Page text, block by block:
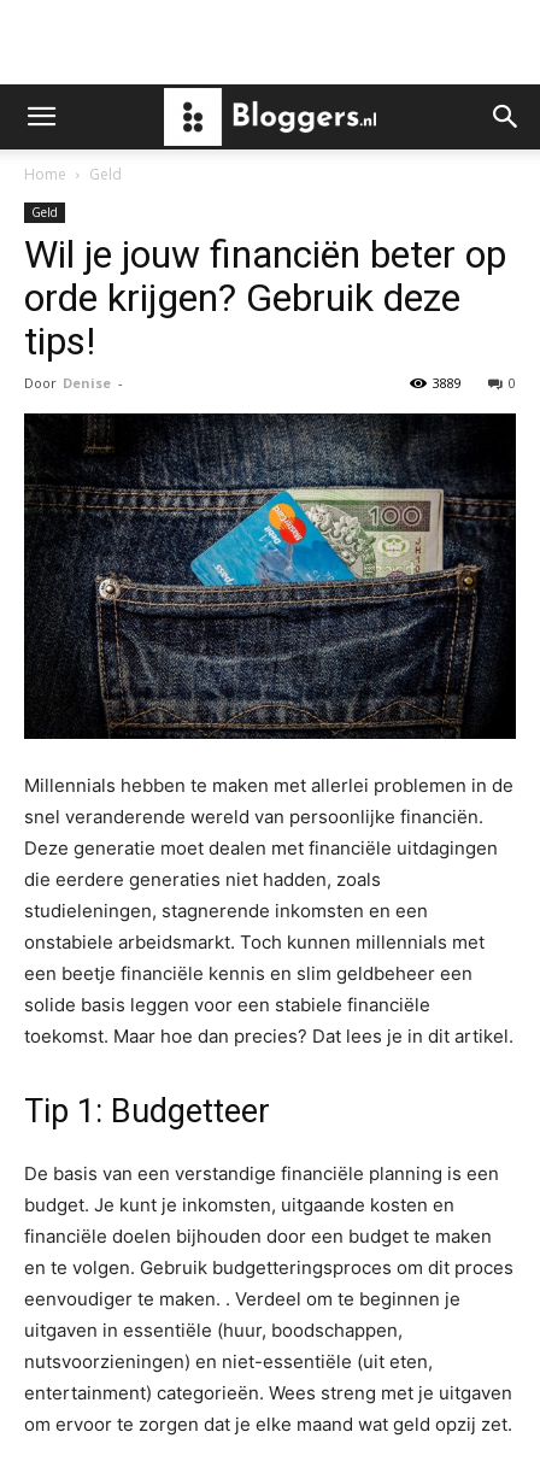
Home Geld
Geld
Wil je jouw financiën beter op
orde krijgen? Gebruik deze
tips!
Door Denise - 0
3889
Millennials hebben te maken met allerlei problemen in de
snel veranderende wereld van persoonlijke financiën.
Deze generatie moet dealen met financiële uitdagingen
die eerdere generaties niet hadden, zoals
studieleningen, stagnerende inkomsten en een
onstabiele arbeidsmarkt. Toch kunnen millennials met
een beetje financiële kennis en slim geldbeheer een
solide basis leggen voor een stabiele financiële
toekomst. Maar hoe dan precies? Dat lees je in dit artikel.
Tip 1: Budgetteer
De basis van een verstandige financiële planning is een
budget. Je kunt je inkomsten, uitgaande kosten en
financiële doelen bijhouden door een budget te maken
en te volgen. Gebruik budgetteringsproces om dit proces
eenvoudiger te maken. . Verdeel om te beginnen je
uitgaven in essentiële (huur, boodschappen,
nutsvoorzieningen) en niet-essentiële (uit eten,
entertainment) categorieën. Wees streng met je uitgaven
om ervoor te zorgen dat je elke maand wat geld opzij zet.